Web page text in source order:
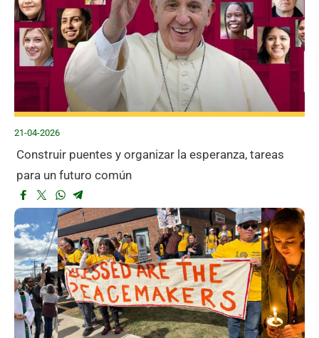
21-04-2026
Construir puentes y organizar la esperanza, tareas
para un futuro común